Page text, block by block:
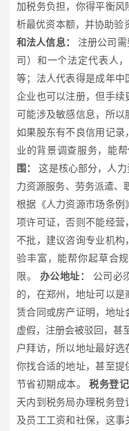
加税务负担，你得平衡风
析最优资本额，并协助验
和法人信息：
注册公司
司）和一个法定代表人
等；法人代表得是成年中
企业也可以注册，但手续
可能涉及敏感信息，所以
如果股东有不良信用记录
业的背景调查服务，能
围：
这是核心部分，人
力资源服务、劳务派遣、
根据《人力资源市场条例
项许可证，否则不能经
不批，建议咨询专业机
验丰富，能帮你起草合
限。 办公地址：
公司必
的，在郑州，地址可以是
赁合同或房产证明，地
虚假，注册会被驳回，甚
户拜访，所以地址最好
你找合适的地址，甚至提
节省初期成本。税务登
天内到税务局办理税务
及员工工资和社保，这